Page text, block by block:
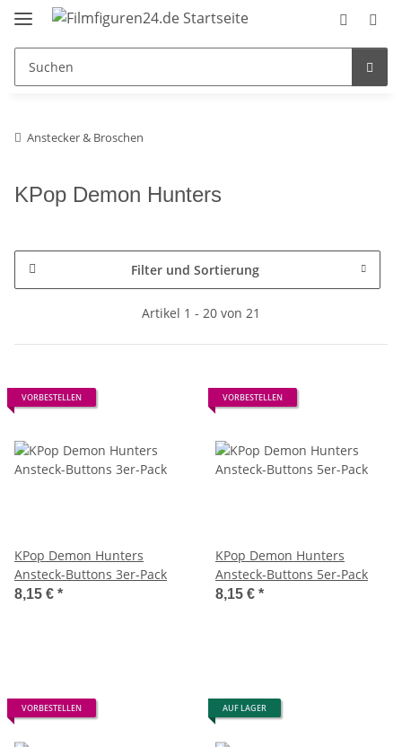
Anstecker & Broschen
KPop Demon Hunters
Filter und Sortierung
Artikel 1 - 20 von 21
VORBESTELLEN
KPop Demon Hunters
Ansteck-Buttons 3er-Pack
8,15 € *
VORBESTELLEN
KPop Demon Hunters
Ansteck-Buttons 5er-Pack
8,15 € *
VORBESTELLEN AUF LAGER